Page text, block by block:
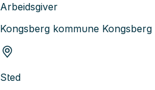
Arbeidsgiver
Kongsberg kommune
Sted